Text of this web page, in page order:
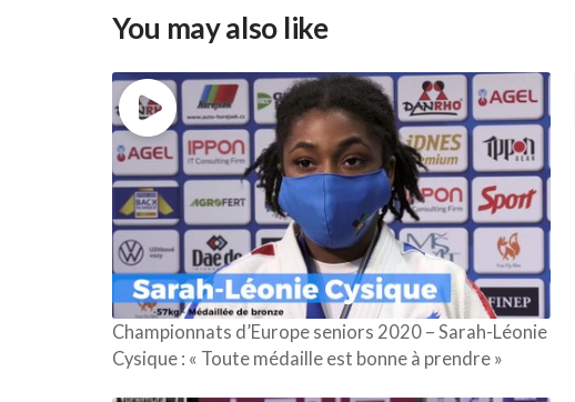
You may also like
Championnats d’Europe seniors 2020 – Sarah-Léonie
Cysique : « Toute médaille est bonne à prendre »